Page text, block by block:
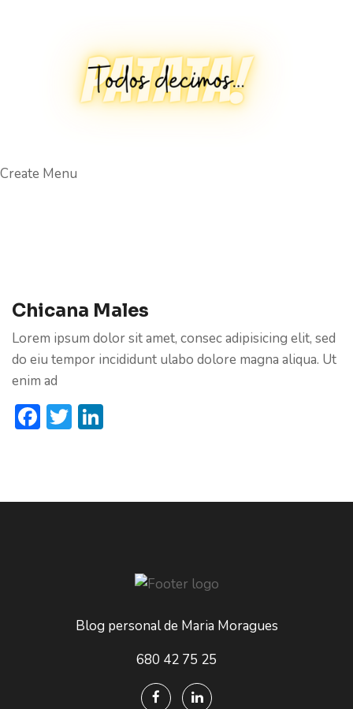
Create Menu
Chicana Males
Lorem ipsum dolor sit amet, consec adipisicing elit, sed
do eiu tempor incididunt ulabo dolore magna aliqua. Ut
enim ad
Facebook
Twitter
Blog personal de Maria Moragues
680 42 75 25